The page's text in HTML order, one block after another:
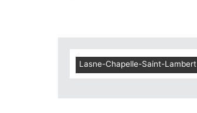
Lasne-Chapelle-Saint-Lambert